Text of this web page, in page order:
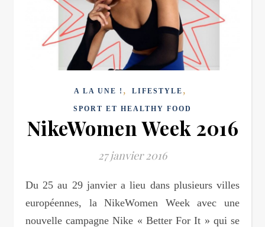
A LA UNE ! , LIFESTYLE ,
SPORT ET HEALTHY FOOD
NikeWomen Week 2016
27 janvier 2016
Du 25 au 29 janvier a lieu dans plusieurs villes
européennes, la NikeWomen Week avec une
nouvelle campagne Nike « Better For It » qui se